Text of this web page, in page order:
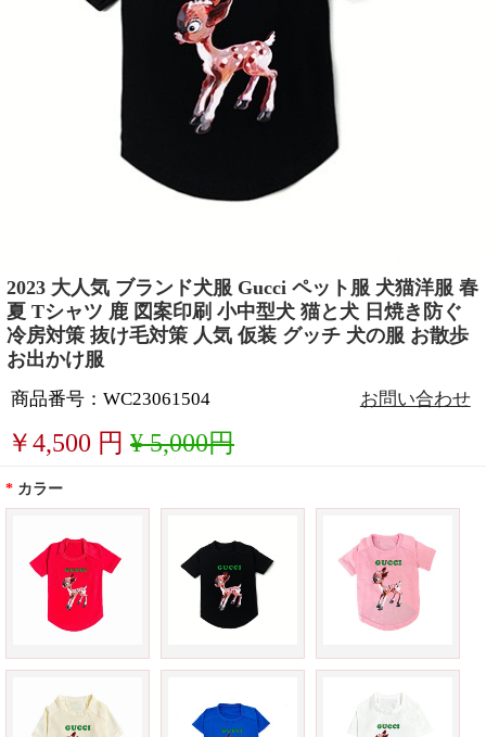
2023 大人気 ブランド犬服 Gucci ペット服 犬猫洋服 春
夏 Tシャツ 鹿 図案印刷 小中型犬 猫と犬 日焼き防ぐ
冷房対策 抜け毛対策 人気 仮装 グッチ 犬の服 お散歩
お出かけ服
商品番号：WC23061504 お問い合わせ
￥4,500 円 ¥ 5,000円
* カラー